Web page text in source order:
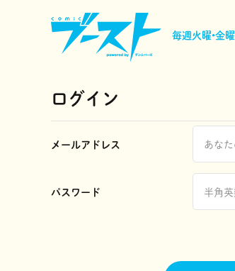
毎週火曜•金曜
ログイン
メールアドレス
パスワード